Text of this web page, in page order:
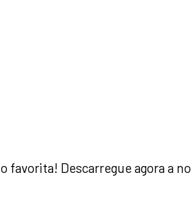
favorita! Descarregue agora a